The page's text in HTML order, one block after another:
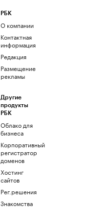
РБК
О компании
Контактная
информация
Редакция
Размещение
рекламы
Другие
продукты
РБК
Облако для
бизнеса
Корпоративный
регистратор
доменов
Хостинг
сайтов
Рег.решения
Знакомства